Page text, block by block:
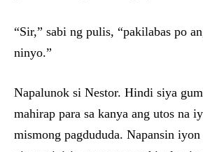
“Sir,” sabi ng pulis, “pakilabas po
ninyo.”
Napalunok si Nestor. Hindi siya
mahirap para sa kanya ang utos na
mismong pagdududa. Napansin